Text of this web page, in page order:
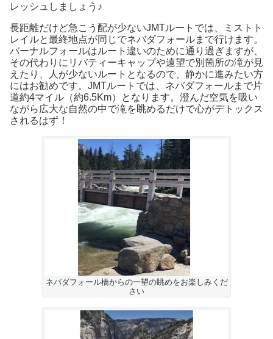
レッシュしましょう♪
長距離だけど急こう配が少ないJMTルートでは、ミストト
レイルと最終地点が同じでネバダフォールまで行けます。
バーナルフォールはルート違いのために通り過ぎますが、
その代わりにリバティーキャップや遠望で別箇所の滝が見
えたり、人が少ないルートとなるので、静かに進みたい方
にはお勧めです。JMTルートでは、ネバダフォールまで片
道約4マイル（約6.5Km）となります。澄んだ空気を吸い
ながら広大な自然の中で滝を眺めるだけで心がデトックス
されるはず！
ネバダフォール橋からの一望の眺めをお楽しみくだ
さい